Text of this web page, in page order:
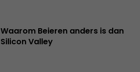
Waarom Beieren anders is dan
Silicon Valley